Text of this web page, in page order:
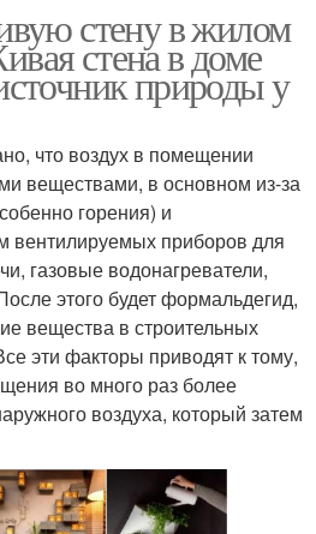
стену в жилом
стена в доме
природы у
что воздух в помещении
веществами, в основном из-за
горения) и
вентилируемых приборов для
газовые водонагреватели,
этого будет формальдегид,
вещества в строительных
эти факторы приводят к тому,
во много раз более
воздуха, который затем